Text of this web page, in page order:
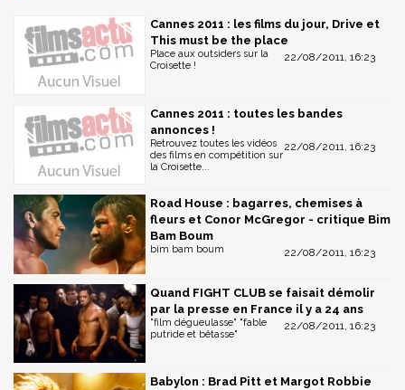
Cannes 2011 : les films du jour, Drive et
This must be the place
22/08/2011, 16:23
Place aux outsiders sur la
Croisette !
Cannes 2011 : toutes les bandes
annonces !
22/08/2011, 16:23
Retrouvez toutes les vidéos
des films en compétition sur
la Croisette...
Road House : bagarres, chemises à
fleurs et Conor McGregor - critique Bim
Bam Boum
22/08/2011, 16:23
bim bam boum
Quand FIGHT CLUB se faisait démolir
par la presse en France il y a 24 ans
22/08/2011, 16:23
"film dégueulasse" "fable
putride et bêtasse"
Babylon : Brad Pitt et Margot Robbie